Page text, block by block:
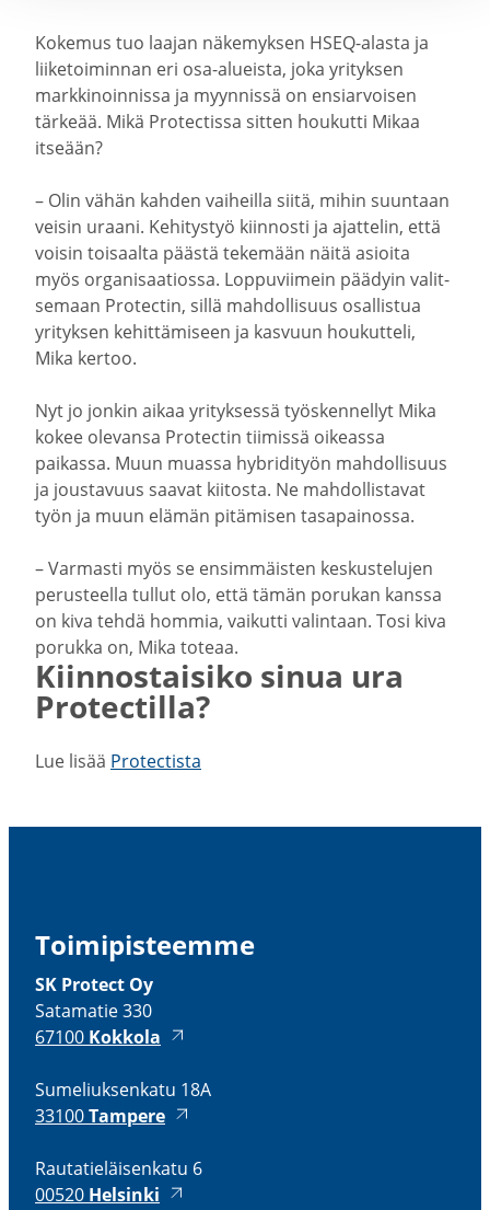
Kokemus tuo laajan näkemyksen HSEQ-​alasta ja
liike­toi­minnan eri osa-​alueista, joka yrityksen
markki­noin­nissa ja myynnissä on ensiar­voisen
tärkeää. Mikä Protec­tissa sitten houkutti Mikaa
itseään?
– Olin vähän kahden vaiheilla siitä, mihin suuntaan
veisin uraani. Kehitystyö kiinnosti ja ajattelin, että
voisin toisaalta päästä tekemään näitä asioita
myös organi­saa­tiossa. Loppu­viimein päädyin valit­
semaan Protectin, sillä mahdol­lisuus osallistua
yrityksen kehit­tä­miseen ja kasvuun houkutteli,
Mika kertoo.
Nyt jo jonkin aikaa yrityk­sessä työsken­nellyt Mika
kokee olevansa Protectin tiimissä oikeassa
paikassa. Muun muassa hybri­dityön mahdol­lisuus
ja joustavuus saavat kiitosta. Ne mahdol­lis­tavat
työn ja muun elämän pitämisen tasapai­nossa.
– Varmasti myös se ensim­mäisten keskus­te­lujen
perus­teella tullut olo, että tämän porukan kanssa
on kiva tehdä hommia, vaikutti valintaan. Tosi kiva
porukka on, Mika toteaa.
Kiinnos­taisiko sinua ura
Protec­tilla?
Lue lisää Protec­tista
Toimi­pis­teemme
SK Protect Oy
Satamatie 330
67100 Kokkola
Sumeliuk­senkatu 18A
33100Tampere
Rauta­tie­läi­senkatu 6
00520 Helsinki